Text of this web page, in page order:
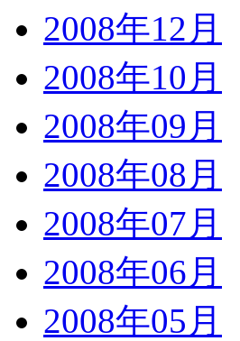
2008年12月
2008年10月
2008年09月
2008年08月
2008年07月
2008年06月
2008年05月